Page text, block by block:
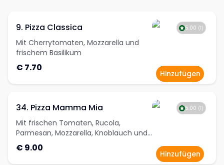
9. Pizza Classica
Mit Cherrytomaten, Mozzarella und
frischem Basilikum
€ 7.70
5.00 (1 )
Hinzufügen
34. Pizza Mamma Mia
Mit frischen Tomaten, Rucola,
Parmesan, Mozzarella, Knoblauch und
Olivenöl
€ 9.00
5.00 (1 )
Hinzufügen